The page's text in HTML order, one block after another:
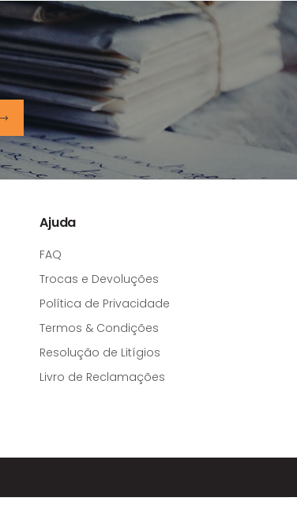
Ajuda
FAQ
Trocas e Devoluções
Política de Privacidade
Termos & Condições
Resolução de Litígios
Livro de Reclamações